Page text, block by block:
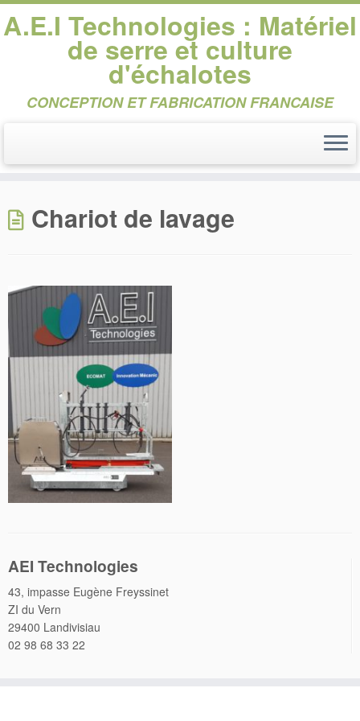
au
contenu
A.E.I Technologies : Matériel
de serre et culture
d'échalotes
CONCEPTION ET FABRICATION FRANCAISE
Chariot de lavage
AEI Technologies
43, impasse Eugène Freyssinet
ZI du Vern
29400 Landivisiau
02 98 68 33 22